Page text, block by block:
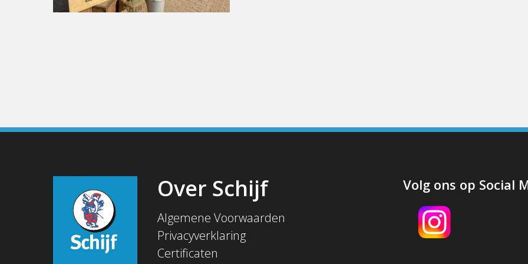
Over Schijf
Algemene Voorwaarden
Privacyverklaring
Certificaten
Volg ons op Social